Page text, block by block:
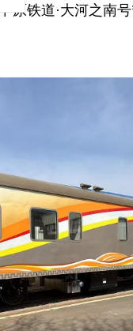
原铁道·大河之南